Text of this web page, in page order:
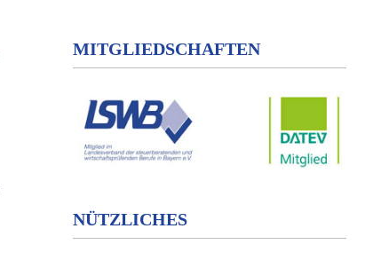
MITGLIEDSCHAFTEN
NÜTZLICHES